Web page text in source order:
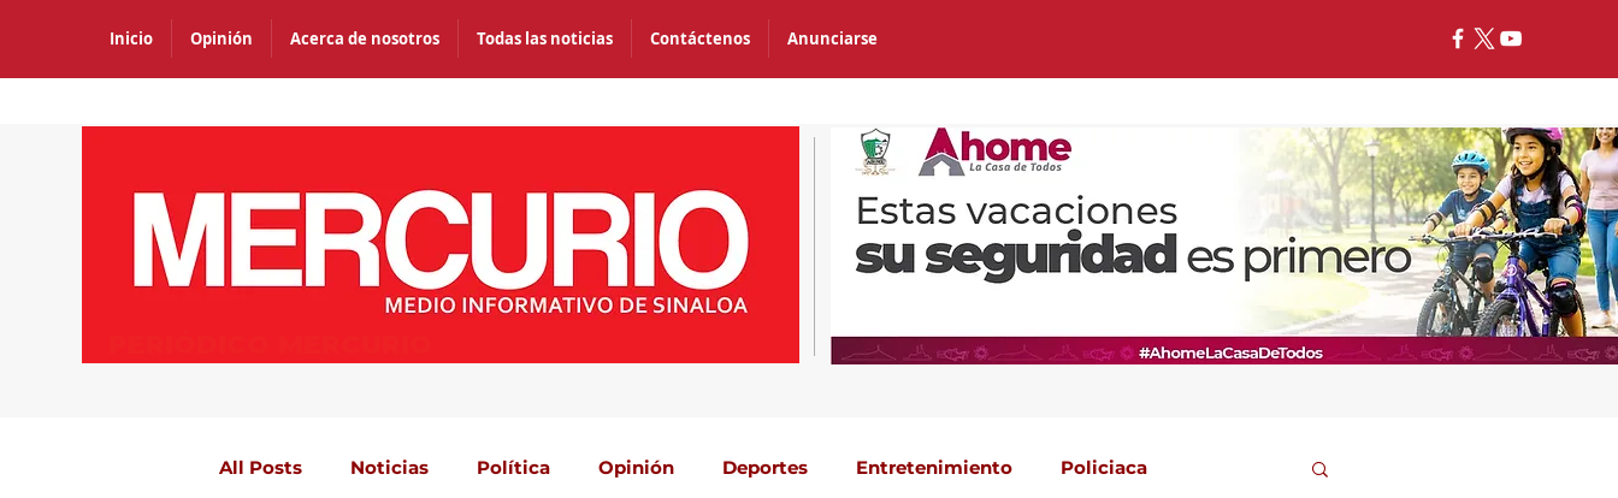
Inicio Opinión Acerca de nosotros Todas las noticias Contáctenos Anunciarse
All Posts Noticias Política Opinión Deportes Entretenimiento Policiaca